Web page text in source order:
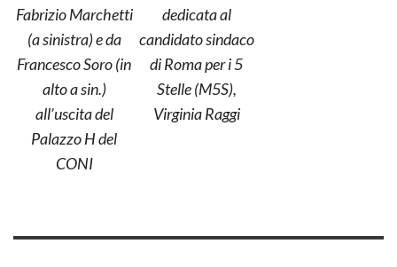
Fabrizio Marchetti
(a sinistra) e da
Francesco Soro (in
alto a sin.)
all’uscita del
Palazzo H del
CONI
dedicata al
candidato sindaco
di Roma per i 5
Stelle (M5S),
Virginia Raggi